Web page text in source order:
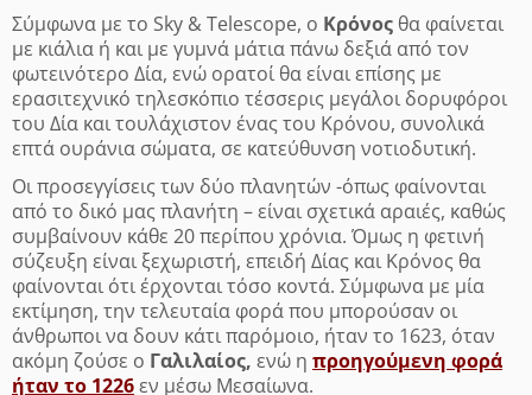
Σύμφωνα με το Sky & Telescope, ο Κρόνος θα φαίνεται
με κιάλια ή και με γυμνά μάτια πάνω δεξιά από τον
φωτεινότερο Δία, ενώ ορατοί θα είναι επίσης με
ερασιτεχνικό τηλεσκόπιο τέσσερις μεγάλοι δορυφόροι
του Δία και τουλάχιστον ένας του Κρόνου, συνολικά
επτά ουράνια σώματα, σε κατεύθυνση νοτιοδυτική.
Οι προσεγγίσεις των δύο πλανητών -όπως φαίνονται
από το δικό μας πλανήτη – είναι σχετικά αραιές, καθώς
συμβαίνουν κάθε 20 περίπου χρόνια. Όμως η φετινή
σύζευξη είναι ξεχωριστή, επειδή Δίας και Κρόνος θα
φαίνονται ότι έρχονται τόσο κοντά. Σύμφωνα με μία
εκτίμηση, την τελευταία φορά που μπορούσαν οι
άνθρωποι να δουν κάτι παρόμοιο, ήταν το 1623, όταν
ακόμη ζούσε ο Γαλιλαίος, ενώ η προηγούμενη φορά
ήταν το 1226εν μέσω Μεσαίωνα.